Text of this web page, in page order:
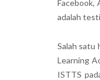
Facebook,
adalah
Salah satu
Learning
ISTTS